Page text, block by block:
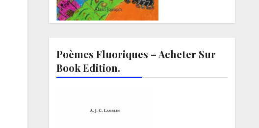
Poèmes Fluoriques – Acheter Sur
Book Edition.